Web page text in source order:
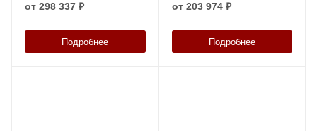
от 298 337 ₽
Подробнее
от 203 974 ₽
Подробнее